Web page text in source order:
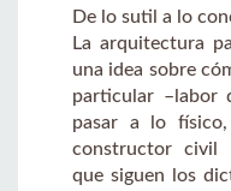
De lo sutil a lo
La arquitectura
una idea sobre
particular –labor
pasar a lo
constructor civil
que siguen los